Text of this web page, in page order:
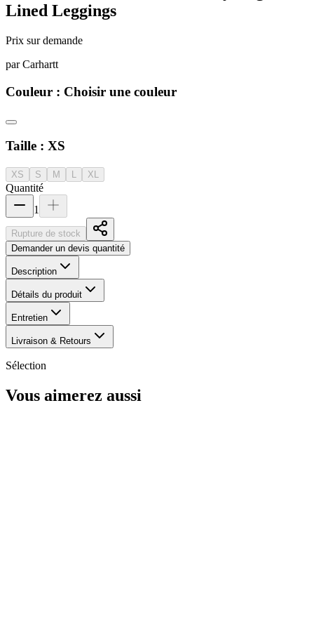
Lined Leggings
Prix sur demande
par Carhartt
Couleur : Choisir une couleur
Taille : XS
XS S M L XL
Quantité
1
Rupture de stock
Demander un devis quantité
Description
Détails du produit
Entretien
Livraison & Retours
Sélection
Vous aimerez aussi